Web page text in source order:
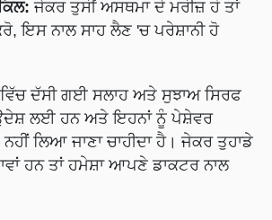
ਜੇਕਰ ਤੁਸੀਂ ਅਸਥਮਾ ਦੇ ਮਰੀਜ਼ ਹੋ ਤਾਂ
ਇਸ ਨਾਲ ਸਾਹ ਲੈਣ 'ਚ ਪਰੇਸ਼ਾਨੀ ਹੋ
ਦੱਸੀ ਗਈ ਸਲਾਹ ਅਤੇ ਸੁਝਾਅ ਸਿਰਫ
ਲਈ ਹਨ ਅਤੇ ਇਹਨਾਂ ਨੂੰ ਪੇਸ਼ੇਵਰ
ਲਿਆ ਜਾਣਾ ਚਾਹੀਦਾ ਹੈ। ਜੇਕਰ ਤੁਹਾਡੇ
ਹਨ ਤਾਂ ਹਮੇਸ਼ਾ ਆਪਣੇ ਡਾਕਟਰ ਨਾਲ